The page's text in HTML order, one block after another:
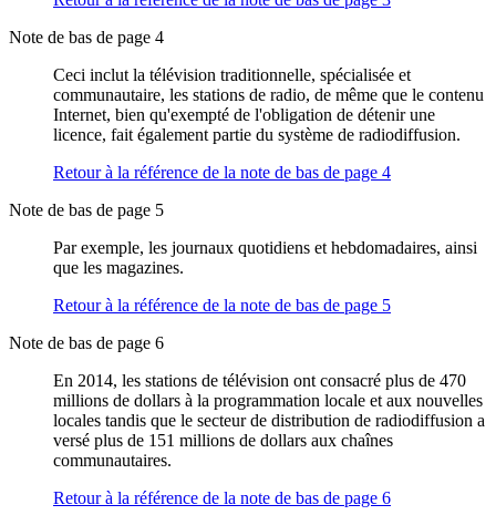
Note de bas de page 4
Ceci inclut la télévision traditionnelle, spécialisée et
communautaire, les stations de radio, de même que le contenu
Internet, bien qu'exempté de l'obligation de détenir une
licence, fait également partie du système de radiodiffusion.
Retour à la référence de la note de bas de page 4
Note de bas de page 5
Par exemple, les journaux quotidiens et hebdomadaires, ainsi
que les magazines.
Retour à la référence de la note de bas de page 5
Note de bas de page 6
En 2014, les stations de télévision ont consacré plus de 470
millions de dollars à la programmation locale et aux nouvelles
locales tandis que le secteur de distribution de radiodiffusion a
versé plus de 151 millions de dollars aux chaînes
communautaires.
Retour à la référence de la note de bas de page 6